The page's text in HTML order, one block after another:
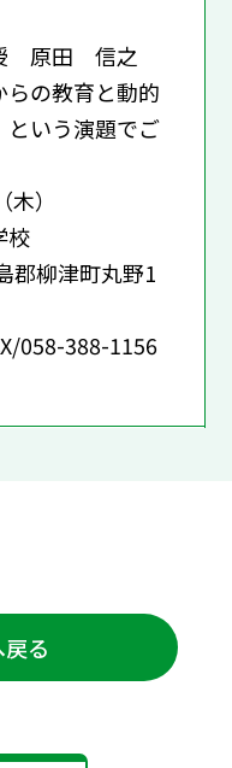
原田 信之
の教育と動的
いう演題でご
）
校
柳津町丸野1
058-388-1156
る